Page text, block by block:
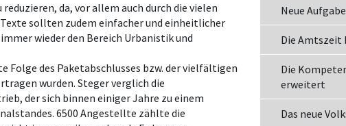
da, vor allem auch durch die vielen
sollten zudem einfacher und einheitlicher
wieder den Bereich Urbanistik und
Folge des Paketabschlusses bzw. der vielfältigen
wurden. Steger verglich die
der sich binnen einiger Jahre zu einem
6500 Angestellte zählte die
Neue
Die Amtszeit
Die
erweitert
Das neue